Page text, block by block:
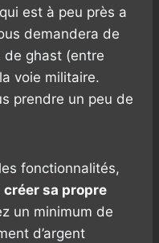
est à peu près a
demandera de
de ghast (entre
voie militaire.
prendre un peu de
fonctionnalités,
créer sa propre
un minimum de
d’argent